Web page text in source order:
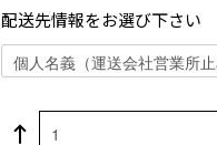
配送先情報をお選び下さい